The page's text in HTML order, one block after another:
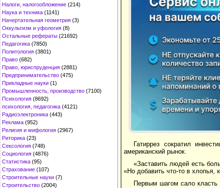
Налоги, налогообложение (214)
Наука и техника (1141)
Начертательная геометрия (3)
Оккультизм и уфология (8)
Остальные рефераты (21692)
Педагогика (7850)
Политология (3801)
Право (682)
Право, юриспруденция (2881)
Предпринимательство (475)
Прикладные науки (1)
Промышленность, производство (7100)
Психология (8692)
психология, педагогика (4121)
Радиоэлектроника (443)
Реклама (952)
Религия и мифология (2967)
Риторика (23)
Сексология (748)
Социология (4876)
Статистика (95)
Страхование (107)
Строительные науки (7)
Строительство (2004)
Гатиррез сократил
американский рынок.
«Заставить людей есть
«Но добавить что-то в хлопья,
Первым шагом сало класть